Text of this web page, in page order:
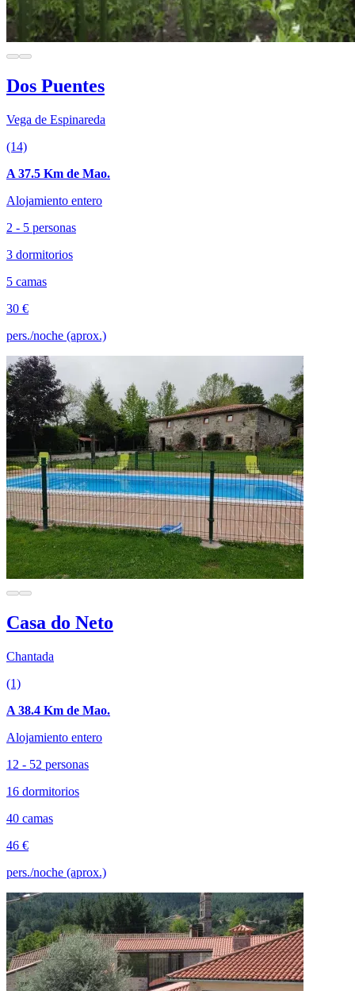
Dos Puentes
Vega de Espinareda
(14)
A 37.5 Km de Mao.
Alojamiento entero
2 - 5 personas
3 dormitorios
5 camas
30 €
pers./noche (aprox.)
Casa do Neto
Chantada
(1)
A 38.4 Km de Mao.
Alojamiento entero
12 - 52 personas
16 dormitorios
40 camas
46 €
pers./noche (aprox.)